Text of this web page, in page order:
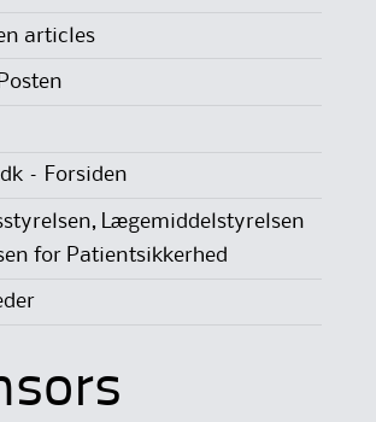
articles
– Forsiden
Lægemiddelstyrelsen
for Patientsikkerhed